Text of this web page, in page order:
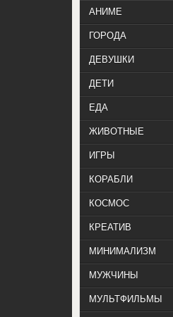
АНИМЕ
ГОРОДА
ДЕВУШКИ
ДЕТИ
ЕДА
ЖИВОТНЫЕ
ИГРЫ
КОРАБЛИ
КОСМОС
КРЕАТИВ
МИНИМАЛИЗМ
МУЖЧИНЫ
МУЛЬТФИЛЬМЫ